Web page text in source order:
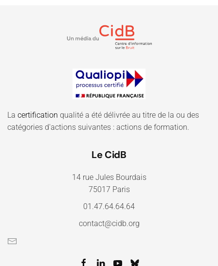
La certification qualité a été délivrée au titre de la ou des
catégories d'actions suivantes : actions de formation.
Le CidB
14 rue Jules Bourdais
75017 Paris
01.47.64.64.64
contact@cidb.org